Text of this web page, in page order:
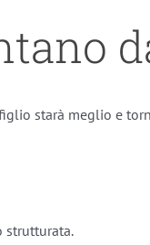
starà meglio e
strutturata.